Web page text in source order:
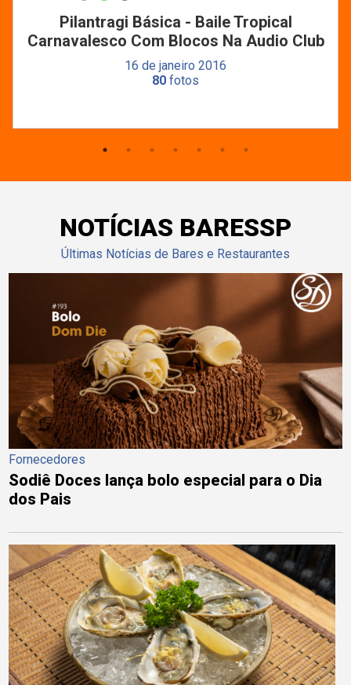
Pilantragi Básica - Baile Tropical
Carnavalesco Com Blocos Na Audio Club
16 de janeiro 2016
80 fotos
NOTÍCIAS BARESSP
Últimas Notícias de Bares e Restaurantes
Fornecedores
Sodiê Doces lança bolo especial para o Dia
dos Pais